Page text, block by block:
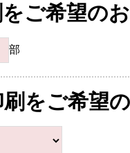
ご希望の
部
をご希望